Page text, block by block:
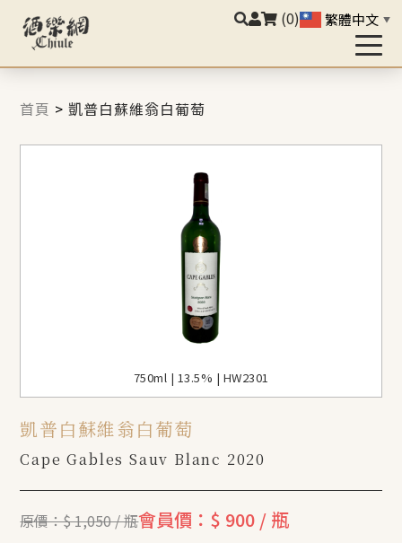
(0) 繁體中文 ▼
首頁 >凱普白蘇維翁白葡萄
750ml | 13.5% | HW2301
凱普白蘇維翁白葡萄
Cape Gables Sauv Blanc 2020
原價：$ 1,050 / 瓶會員價：$ 900 / 瓶